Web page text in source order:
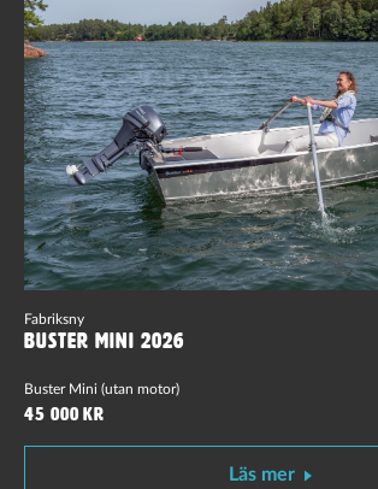
Fabriksny
Buster Mini 2026
Buster Mini (utan motor)
45 000 kr
Läs mer